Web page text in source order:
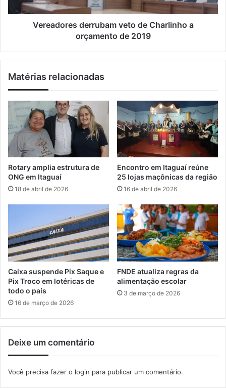
e
r
i
n
a
e
n
t
o
A
t
i
b
a
i
a
e
u
b
e
o
e
h
a
i
n
h
o
a
o
r
a
e
n
o
Vereadores derrubam veto de Charlinho a
orçamento de 2019
Matérias relacionadas
Rotary amplia estrutura de
ONG em Itaguaí
18 de abril de 2026
Encontro em Itaguaí reúne
25 lojas maçônicas da região
16 de abril de 2026
Caixa suspende Pix Saque e
Pix Troco em lotéricas de
todo o país
16 de março de 2026
FNDE atualiza regras da
alimentação escolar
3 de março de 2026
Deixe um comentário
Você precisa fazer o login para publicar um comentário.